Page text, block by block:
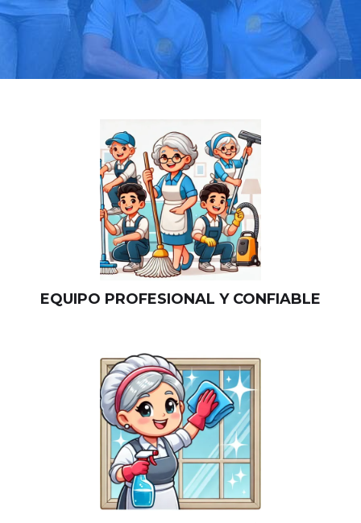
Más de 1000 clientes confían en nosotros
⭐⭐⭐⭐⭐
EQUIPO PROFESIONAL Y CONFIABLE